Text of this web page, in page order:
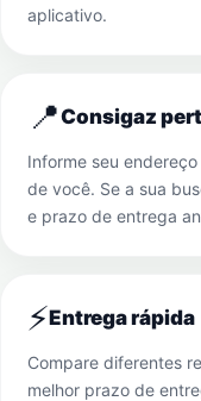
aplicativo.
📍Consigaz
Informe seu
de você. Se a sua
e prazo de entrega
⚡Entrega rápida
Compare diferentes
melhor prazo de